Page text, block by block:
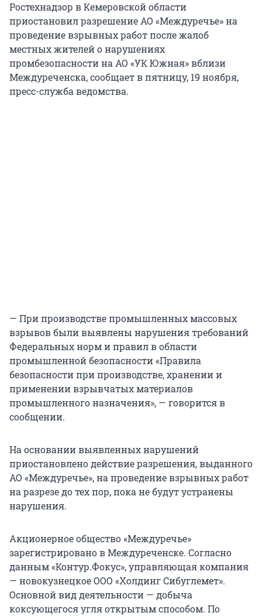
Ростехнадзор в Кемеровской области
приостановил разрешение АО «Междуречье» на
проведение взрывных работ после жалоб
местных жителей о нарушениях
промбезопасности на АО «УК Южная» вблизи
Междуреченска, сообщает в пятницу, 19 ноября,
пресс-служба ведомства.
— При производстве промышленных массовых
взрывов были выявлены нарушения требований
Федеральных норм и правил в области
промышленной безопасности «Правила
безопасности при производстве, хранении и
применении взрывчатых материалов
промышленного назначения», — говорится в
сообщении.
На основании выявленных нарушений
приостановлено действие разрешения, выданного
АО «Междуречье», на проведение взрывных работ
на разрезе до тех пор, пока не будут устранены
нарушения.
Акционерное общество «Междуречье»
зарегистрировано в Междуреченске. Согласно
данным «Контур.Фокус», управляющая компания
— новокузнецкое ООО «Холдинг Сибуглемет».
Основной вид деятельности — добыча
коксующегося угля открытым способом. По